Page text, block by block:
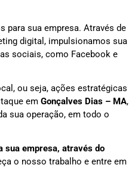
para sua empresa. Através de
digital, impulsionamos sua
sociais, como Facebook e
ou seja, ações estratégicas
em Gonçalves Dias – MA,
sua operação, em todo o
sua empresa, através do
o nosso trabalho e entre em